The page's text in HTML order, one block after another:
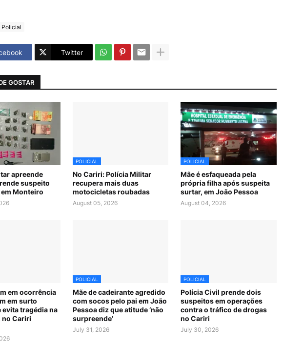
Policial
Twitter
GOSTAR
apreende
suspeito
Monteiro
POLICIAL
No Cariri: Polícia Militar
recupera mais duas
motocicletas roubadas
August 05, 2026
POLICIAL
Mãe é esfaqueada pela
própria filha após suspeita
surtar, em João Pessoa
August 04, 2026
em ocorrência
em surto
tragédia na
no Cariri
POLICIAL
Mãe de cadeirante agredido
com socos pelo pai em João
Pessoa diz que atitude ‘não
surpreende’
July 31, 2026
POLICIAL
Polícia Civil prende dois
suspeitos em operações
contra o tráfico de drogas
no Cariri
July 30, 2026